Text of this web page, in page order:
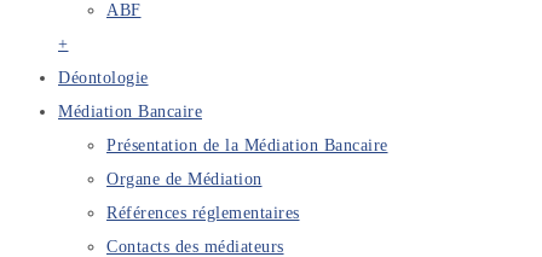
ABF
+
Déontologie
Médiation Bancaire
Présentation de la Médiation Bancaire
Organe de Médiation
Références réglementaires
Contacts des médiateurs